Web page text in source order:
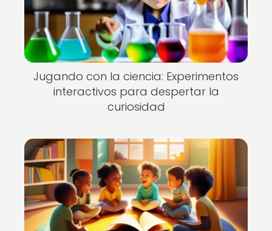
Jugando con la ciencia: Experimentos
interactivos para despertar la
curiosidad